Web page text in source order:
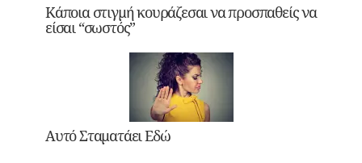
Κάποια στιγμή κουράζεσαι να προσπαθείς να
είσαι “σωστός”
Αυτό Σταματάει Εδώ